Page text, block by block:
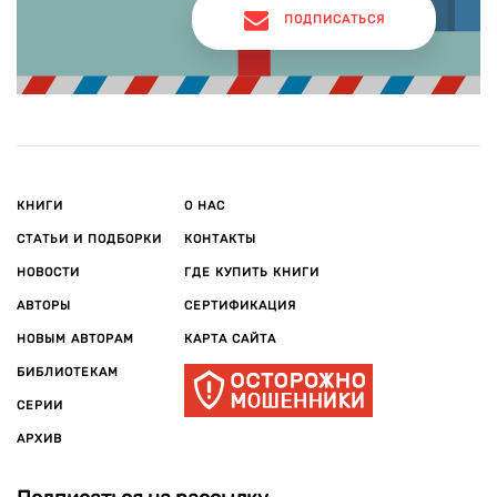
ПОДПИСАТЬСЯ
КНИГИ
СТАТЬИ И ПОДБОРКИ
НОВОСТИ
АВТОРЫ
НОВЫМ АВТОРАМ
БИБЛИОТЕКАМ
СЕРИИ
АРХИВ
О НАС
КОНТАКТЫ
ГДЕ КУПИТЬ КНИГИ
СЕРТИФИКАЦИЯ
КАРТА САЙТА